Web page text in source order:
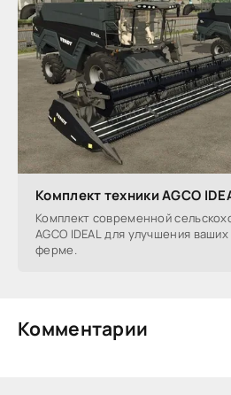
Комплект техники AGCO
Комплект современной
AGCO IDEAL для улучшения
ферме.
Комментарии